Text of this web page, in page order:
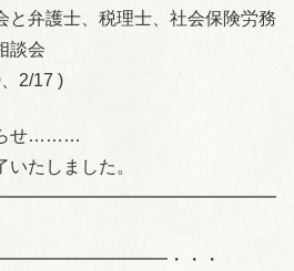
と弁護士、税理士、社会保険労務
談会
2/17 )
らせ………
いたしました。
・・・